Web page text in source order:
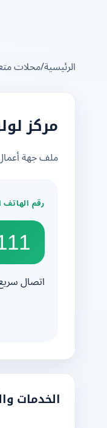
الرئيسية/محلات
مركز
ملف جهة
رقم
اتصال
الخدمات